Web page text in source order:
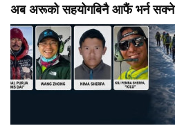
अब अरूको सहयोगबिनै आफैं भर्न सक्ने